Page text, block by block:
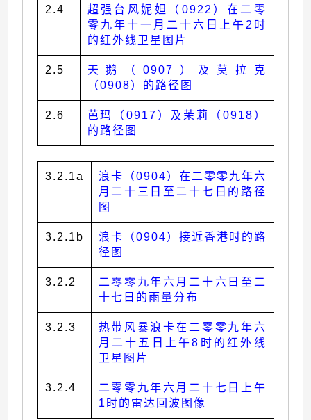
2.4
超强台风妮妲（0922）在二零
零九年十一月二十六日上午2时
的红外线卫星图片
2.5
天鹅（0907）及莫拉克
（0908）的路径图
2.6
芭玛（0917）及茉莉（0918）
的路径图
3.2.1a
浪卡（0904）在二零零九年六
月二十三日至二十七日的路径
图
3.2.1b
浪卡（0904）接近香港时的路
径图
3.2.2
二零零九年六月二十六日至二
十七日的雨量分布
3.2.3
热带风暴浪卡在二零零九年六
月二十五日上午8时的红外线
卫星图片
3.2.4
二零零九年六月二十七日上午
1时的雷达回波图像